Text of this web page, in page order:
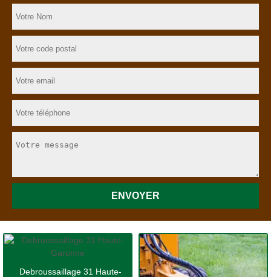
Debroussaillage 31 Haute-